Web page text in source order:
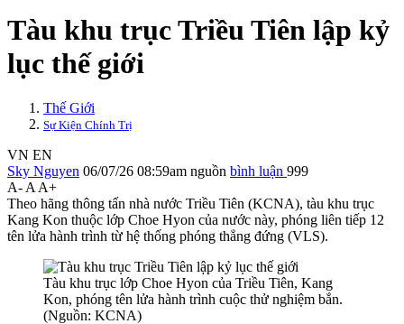
Tàu khu trục Triều Tiên lập kỷ
lục thế giới
Thế Giới
Sự Kiện Chính Trị
VN EN
Sky Nguyen 06/07/26 08:59am nguồn bình luận 999
A- A A+
Theo hãng thông tấn nhà nước Triều Tiên (KCNA), tàu khu trục
Kang Kon thuộc lớp Choe Hyon của nước này, phóng liên tiếp 12
tên lửa hành trình từ hệ thống phóng thẳng đứng (VLS).
Tàu khu trục lớp Choe Hyon của Triều Tiên, Kang
Kon, phóng tên lửa hành trình cuộc thử nghiệm bắn.
(Nguồn: KCNA)